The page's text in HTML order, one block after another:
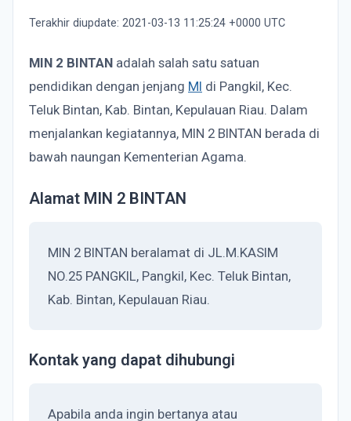
Terakhir diupdate: 2021-03-13 11:25:24 +0000 UTC
MIN 2 BINTAN adalah salah satu satuan
pendidikan dengan jenjang MI di Pangkil, Kec.
Teluk Bintan, Kab. Bintan, Kepulauan Riau. Dalam
menjalankan kegiatannya, MIN 2 BINTAN berada di
bawah naungan Kementerian Agama.
Alamat MIN 2 BINTAN
MIN 2 BINTAN beralamat di JL.M.KASIM
NO.25 PANGKIL, Pangkil, Kec. Teluk Bintan,
Kab. Bintan, Kepulauan Riau.
Kontak yang dapat dihubungi
Apabila anda ingin bertanya atau